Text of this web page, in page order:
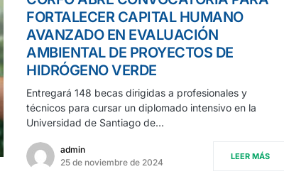
FORTALECER CAPITAL HUMANO
AVANZADO EN EVALUACIÓN
AMBIENTAL DE PROYECTOS DE
HIDRÓGENO VERDE
Entregará 148 becas dirigidas a profesionales y
técnicos para cursar un diplomado intensivo en la
Universidad de Santiago de…
admin
25 de noviembre de 2024
LEER MÁS